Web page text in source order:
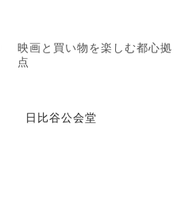
映画と買い物を楽しむ都心拠
点
日比谷公会堂